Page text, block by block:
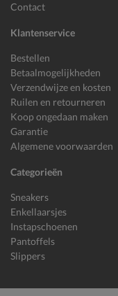
Contact
Klantenservice
Bestellen
Betaalmogelijkheden
Verzendwijze en kosten
Ruilen en retourneren
Koop ongedaan maken
Garantie
Algemene voorwaarden
Categorieën
Sneakers
Enkellaarsjes
Instapschoenen
Pantoffels
Slippers